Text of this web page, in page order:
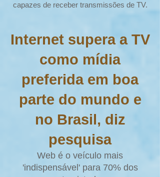
capazes de receber transmissões de TV.
Internet supera a TV
como mídia
preferida em boa
parte do mundo e
no Brasil, diz
pesquisa
Web é o veículo mais
'indispensável' para 70% dos